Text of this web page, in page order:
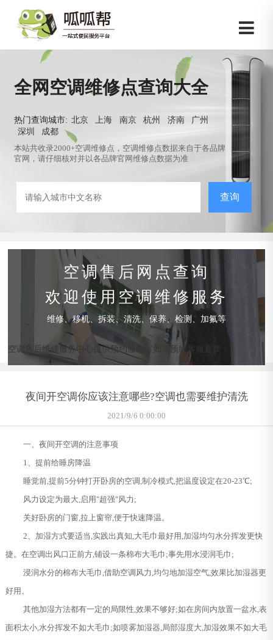
全网空调维修点查询大全
热门查询城市: 北京 上海 南京 杭州 济南
广州
深圳
成都
本站共收录2000+空调维修点，空调维修点数据来自于各品牌
官网，请仔细核对并以各品牌官网维修点数据为准
查询
空调售后网点查询
欢迎使用空调维修服务
维修、移机、拆装、清洗、保养、检测、加氟等
空调售后维修服务中心提供预约服务，如需预约客服直拨：
夜间开空调你应该注意哪些?空调也需要维护清洗
2021/9/6 0:00:00
一、夜间开空调的注意事项
1、提前给睡房降温
睡觉前,提前5分钟打开卧房的空调,制冷模式,把温度设定在20-23℃;
风力设定为最大,启用"超强"风力;
关好卧房的门窗,拉上窗帘,便于快速降温。
2、加湿方式要适当,实践出真知,大毛巾最好用,加湿均匀水分挥发更快
捷。在空调出风口正前方,铺设一条棉布大毛巾;事先用水浸润毛巾;
浸润水分的棉布大毛巾,借助空调风力,均匀地加湿空气,效果比加湿器更
好用。
其他加湿方法都有一定的局限性,效果不够好;如在房间内放置一盆水,表
面积太小,水分挥发不如大毛巾;如喷雾加湿器,局部湿度大,加湿效果不如大毛